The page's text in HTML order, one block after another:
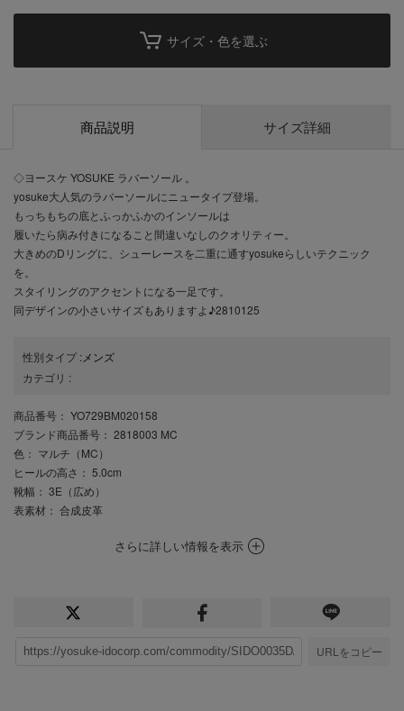
サイズ・色を選ぶ
商品説明 サイズ詳細
◇ヨースケ YOSUKE ラバーソール 。
yosuke大人気のラバーソールにニュータイプ登場。
もっちもちの底とふっかふかのインソールは
履いたら病み付きになること間違いなしのクオリティー。
大きめのDリングに、シューレースを二重に通すyosukeらしいテクニック
を。
スタイリングのアクセントになる一足です。
同デザインの小さいサイズもありますよ♪2810125
性別タイプ :メンズ
カテゴリ :
商品番号 ： YO729BM020158
ブランド商品番号 ： 2818003 MC
色 ： マルチ（MC）
ヒールの高さ ： 5.0cm
靴幅 ： 3E（広め）
表素材 ： 合成皮革
さらに詳しい情報を表示
URLをコピー